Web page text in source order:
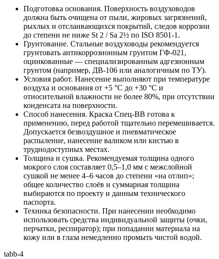
Подготовка основания. Поверхность воздуховодов
должна быть очищена от пыли, жировых загрязнений,
рыхлых и отслаивающихся покрытий, следов коррозии
до степени не ниже St 2 / Sa 2½ по ISO 8501‑1.
Грунтование. Стальные воздуховоды рекомендуется
грунтовать антикоррозионным грунтом ГФ‑021,
оцинкованные — специализированным адгезионным
грунтом (например, ДВ‑106 или аналогичным по ТУ).
Условия работ. Нанесение выполняют при температуре
воздуха и основания от +5 °С до +30 °С и
относительной влажности не более 80%, при отсутствии
конденсата на поверхности.
Способ нанесения. Краска Спец‑ВВ готова к
применению, перед работой тщательно перемешивается.
Допускается безвоздушное и пневматическое
распыление, нанесение валиком или кистью в
труднодоступных местах.
Толщина и сушка. Рекомендуемая толщина одного
мокрого слоя составляет 0,5–1,0 мм с межслойной
сушкой не менее 4–6 часов до степени «на отлип»;
общее количество слоёв и суммарная толщина
выбираются по проекту и данным технического
паспорта.
Техника безопасности. При нанесении необходимо
использовать средства индивидуальной защиты (очки,
перчатки, респиратор); при попадании материала на
кожу или в глаза немедленно промыть чистой водой.
tabb-4